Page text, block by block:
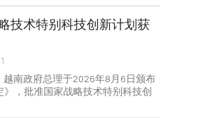
技术特别科技创新计划获
越南政府总理于2026年8月6日颁布
》，批准国家战略技术特别科技创